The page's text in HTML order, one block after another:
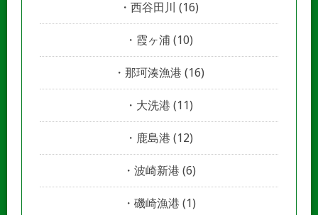
西谷田川 (16)
霞ヶ浦 (10)
那珂湊漁港 (16)
大洗港 (11)
鹿島港 (12)
波崎新港 (6)
磯崎漁港 (1)